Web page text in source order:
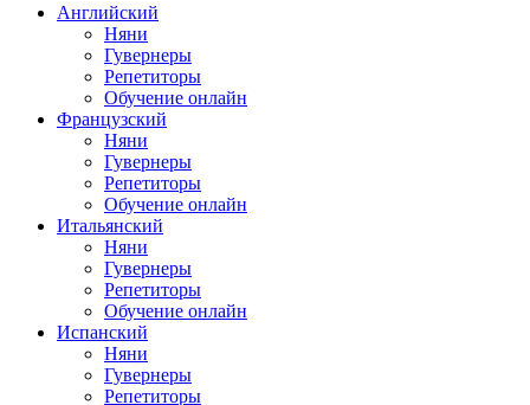
Английский
Няни
Гувернеры
Репетиторы
Обучение онлайн
Французский
Няни
Гувернеры
Репетиторы
Обучение онлайн
Итальянский
Няни
Гувернеры
Репетиторы
Обучение онлайн
Испанский
Няни
Гувернеры
Репетиторы